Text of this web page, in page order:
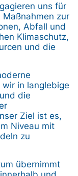
uns für
zur
Abfall und
Klimaschutz,
und die
in langlebige
die
Ziel ist es,
Niveau mit
zu
übernimmt